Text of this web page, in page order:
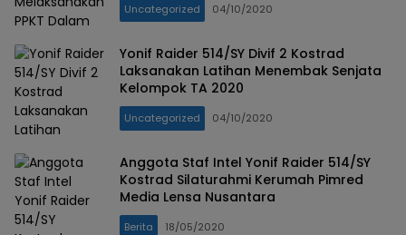
Uncategorized 04/10/2020
Yonif Raider 514/SY Divif 2 Kostrad
Laksanakan Latihan Menembak Senjata
Kelompok TA 2020
Uncategorized 04/10/2020
Anggota Staf Intel Yonif Raider 514/SY
Kostrad Silaturahmi Kerumah Pimred
Media Lensa Nusantara
Berita 18/05/2020